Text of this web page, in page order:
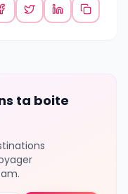
ta boite